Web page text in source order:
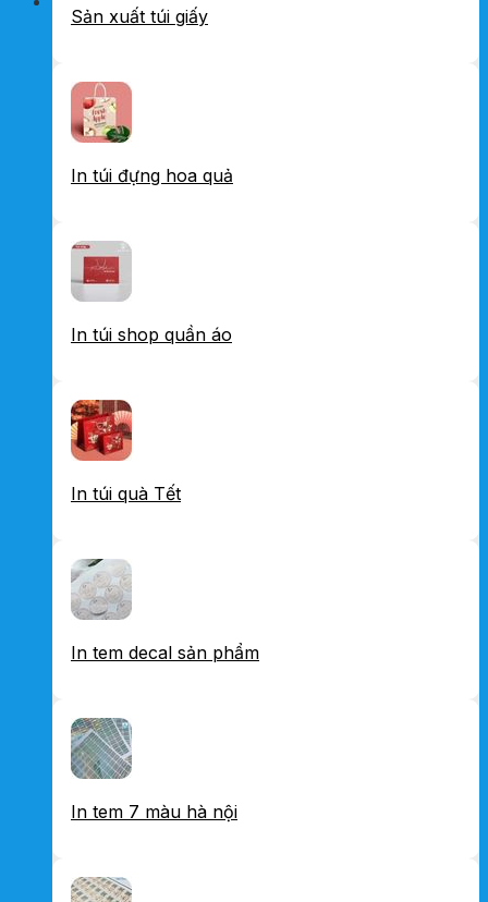
Sản xuất túi giấy
In túi đựng hoa quả
In túi shop quần áo
In túi quà Tết
In tem decal sản phẩm
In tem 7 màu hà nội